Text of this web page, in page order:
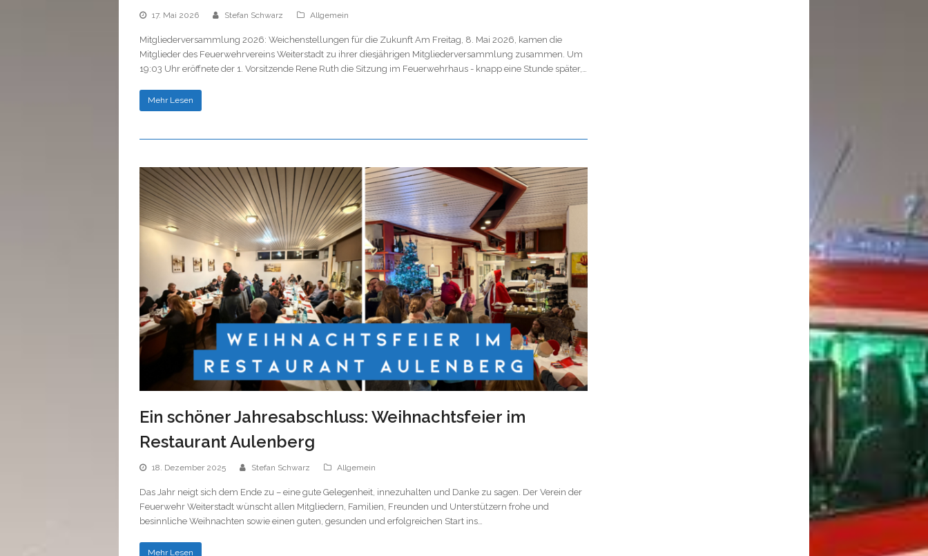
17. Mai 2026 Stefan Schwarz Allgemein
Mitgliederversammlung 2026: Weichenstellungen für die Zukunft Am Freitag, 8. Mai 2026, kamen die
Mitglieder des Feuerwehrvereins Weiterstadt zu ihrer diesjährigen Mitgliederversammlung zusammen. Um
19:03 Uhr eröffnete der 1. Vorsitzende Rene Ruth die Sitzung im Feuerwehrhaus - knapp eine Stunde später,…
Mehr Lesen
Ein schöner Jahresabschluss: Weihnachtsfeier im
Restaurant Aulenberg
18. Dezember 2025 Stefan Schwarz Allgemein
Das Jahr neigt sich dem Ende zu – eine gute Gelegenheit, innezuhalten und Danke zu sagen. Der Verein der
Feuerwehr Weiterstadt wünscht allen Mitgliedern, Familien, Freunden und Unterstützern frohe und
besinnliche Weihnachten sowie einen guten, gesunden und erfolgreichen Start ins…
Mehr Lesen